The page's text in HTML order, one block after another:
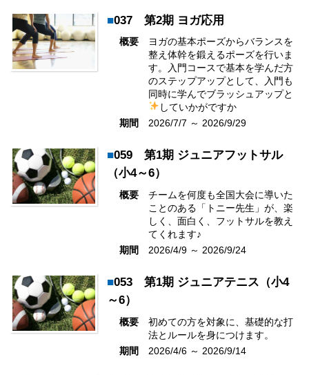
■037 第2期 ヨガ応用
概要
ヨガの基本ポーズからバランスを
整え体幹を鍛えるポーズを行いま
す。入門コースで基本を学んだ方
のステップアップとして、入門も
同時に学んでブラッシュアップと
していかがですか
期間
2026/7/7 ～ 2026/9/29
■059 第1期 ジュニアフットサル
（小4～6）
概要
チームを何度も全国大会に導いた
ことのある「トニー先生」が、楽
しく、面白く、フットサルを教え
てくれます♪
期間
2026/4/9 ～ 2026/9/24
■053 第1期 ジュニアテニス（小4
～6）
概要
初めての方を対象に、基礎的な打
法とルールを身につけます。
期間
2026/4/6 ～ 2026/9/14